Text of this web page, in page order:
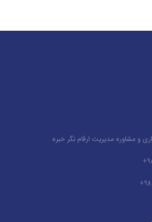
و مشاوره مدیریت ارقام نگر خبره